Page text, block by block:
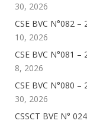
30, 2026
CSE BVC N°082 –
10, 2026
CSE BVC N°081 –
8, 2026
CSE BVC N°080 –
30, 2026
CSSCT BVE N°